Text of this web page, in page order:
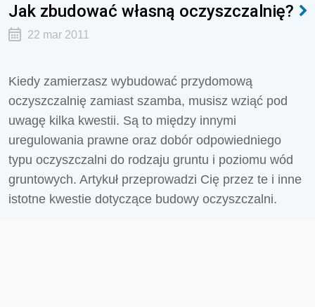
Jak zbudować własną oczyszczalnię?
22 mar 2011
Kiedy zamierzasz wybudować przydomową
oczyszczalnię zamiast szamba, musisz wziąć pod
uwagę kilka kwestii. Są to między innymi
uregulowania prawne oraz dobór odpowiedniego
typu oczyszczalni do rodzaju gruntu i poziomu wód
gruntowych. Artykuł przeprowadzi Cię przez te i inne
istotne kwestie dotyczące budowy oczyszczalni.